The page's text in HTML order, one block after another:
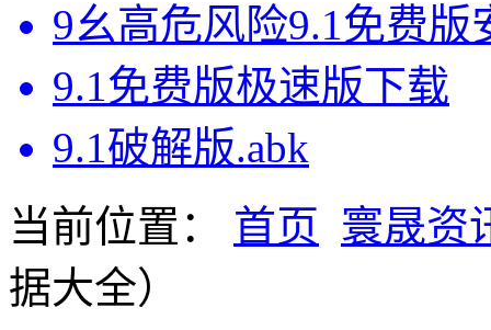
9幺高危风险9.1免费版
9.1免费版极速版下载
9.1破解版.abk
当前位置：
首页 寰晟资
据大全）